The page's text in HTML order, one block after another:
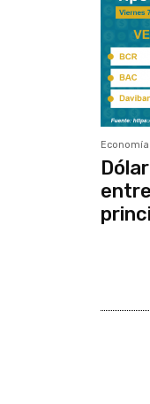
Economía